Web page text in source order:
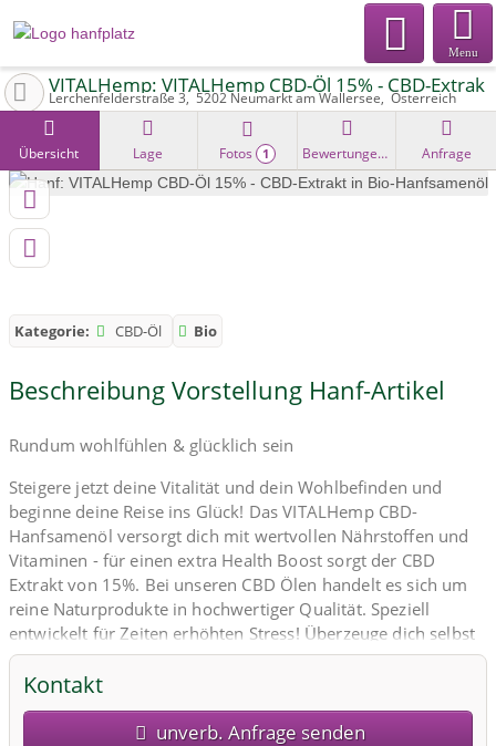
Menu
VITALHemp: VITALHemp CBD-Öl 15% - CBD-
Lerchenfelderstraße 3 5202 Neumarkt am Wallersee Österreich
Übersicht Lage Fotos 1 Bewertungen Anfrage
Kategorie: CBD-Öl Bio
Beschreibung Vorstellung Hanf-Artikel
Rundum wohlfühlen & glücklich sein
Steigere jetzt deine Vitalität und dein Wohlbefinden und
beginne deine Reise ins Glück! Das VITALHemp CBD-
Hanfsamenöl versorgt dich mit wertvollen Nährstoffen und
Vitaminen - für einen extra Health Boost sorgt der CBD
Extrakt von 15%. Bei unseren CBD Ölen handelt es sich um
reine Naturprodukte in hochwertiger Qualität. Speziell
entwickelt für Zeiten erhöhten Stress! Überzeuge dich selbst
von der einfachen Anwendung, der besonders guten
Verträglichkeit und dem nussig-herben Geschmack.
Kontakt
unverb. Anfrage senden